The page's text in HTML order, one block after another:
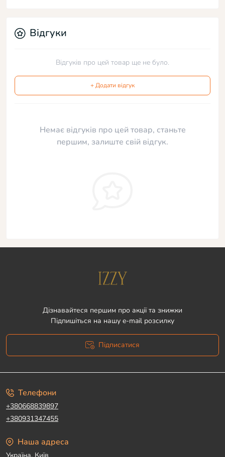
Відгуки
Відгуків про цей товар ще не було.
+ Додати відгук
Немає відгуків про цей товар, станьте
першим, залиште свій відгук.
Дізнавайтеся першим про акції та знижки
Підпишіться на нашу e-mail розсилку
Підписатися
Телефони
+380668839897
+380931347455
Наша адреса